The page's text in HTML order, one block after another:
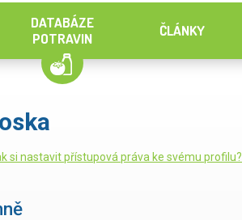
DATABÁZE
POTRAVIN
ČLÁNKY
si nastavit přístupová práva ke svému profilu?